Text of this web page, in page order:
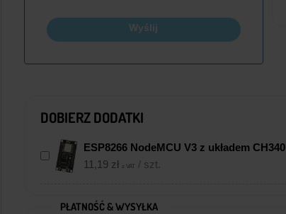
Wyślij
DOBIERZ DODATKI
ESP8266 NodeMCU V3 z układem CH340
11,19 zł z VAT / szt.
PŁATNOŚĆ & WYSYŁKA